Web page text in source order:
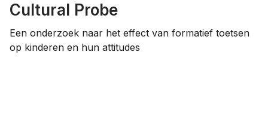
Cultural Probe
Een onderzoek naar het effect van formatief toetsen
op kinderen en hun attitudes